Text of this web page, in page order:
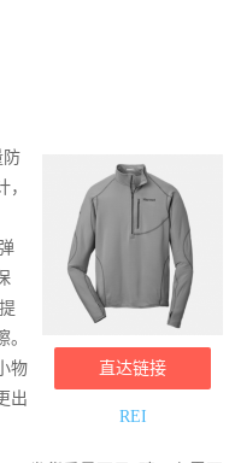
直达链接
REI
防
，
物
出